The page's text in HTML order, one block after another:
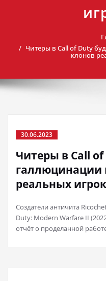
Читеры в Call of Duty
клонов
30.06.2023
Читеры в Call
галлюцинации
реальных
Создатели античита
Duty: Modern Warfare II
отчёт о проделанной